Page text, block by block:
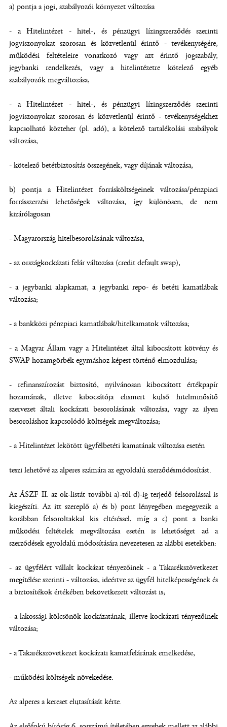
a) pontja a jogi, szabályozói környezet változása
- a Hitelintézet - hitel-, és pénzügyi lízingszerződés szerinti
jogviszonyokat szorosan és közvetlenül érintő - tevékenységére,
működési feltételeire vonatkozó vagy azt érintő jogszabály,
jegybanki rendelkezés, vagy a hitelintézetre kötelező egyéb
szabályozók megváltozása;
- a Hitelintézet - hitel-, és pénzügyi lízingszerződés szerinti
jogviszonyokat szorosan és közvetlenül érintő - tevékenységekhez
kapcsolható közteher (pl. adó), a kötelező tartalékolási szabályok
változása;
- kötelező betétbiztosítás összegének, vagy díjának változása,
b) pontja a Hitelintézet forrásköltségeinek változása/pénzpiaci
forrásszerzési lehetőségek változása, így különösen, de nem
kizárólagosan
- Magyarország hitelbesorolásának változása,
- az országkockázati felár változása (credit default swap),
- a jegybanki alapkamat, a jegybanki repo- és betéti kamatlábak
változása;
- a bankközi pénzpiaci kamatlábak/hitelkamatok változása;
- a Magyar Állam vagy a Hitelintézet által kibocsátott kötvény és
SWAP hozamgörbék egymáshoz képest történő elmozdulása;
- refinanszírozást biztosító, nyilvánosan kibocsátott értékpapír
hozamának, illetve kibocsátója elismert külső hitelminősítő
szervezet általi kockázati besorolásának változása, vagy az ilyen
besoroláshoz kapcsolódó költségek megváltozása;
- a Hitelintézet lekötött ügyfélbetéti kamatának változása esetén
teszi lehetővé az alperes számára az egyoldalú szerződésmódosítást.
Az ÁSZF II. az ok-listát további a)-tól d)-ig terjedő felsorolással is
kiegészíti. Az itt szereplő a) és b) pont lényegében megegyezik a
korábban felsoroltakkal kis eltéréssel, míg a c) pont a banki
működési feltételek megváltozása esetén is lehetőséget ad a
szerződések egyoldalú módosítására nevezetesen az alábbi esetekben:
- az ügyfélért vállalt kockázat tényezőinek - a Takarékszövetkezet
megítélése szerinti - változása, ideértve az ügyfél hitelképességének és
a biztosítékok értékében bekövetkezett változást is;
- a lakossági kölcsönök kockázatának, illetve kockázati tényezőinek
változása;
- a Takarékszövetkezet kockázati kamatfelárának emelkedése,
- működési költségek növekedése.
Az alperes a kereset elutasítását kérte.